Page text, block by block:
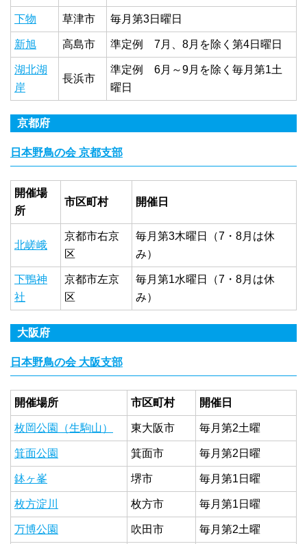
下物 草津市 毎月第3日曜日
新旭 高島市 準定例 7月、8月を除く第4日曜日
湖北湖
岸
長浜市
準定例 6月～9月を除く毎月第1土
曜日
京都府
日本野鳥の会 京都支部
開催場
所
市区町村 開催日
北嵯峨
京都市右京
区
毎月第3木曜日（7・8月は休
み）
下鴨神
社
京都市左京
区
毎月第1水曜日（7・8月は休
み）
大阪府
日本野鳥の会 大阪支部
開催場所 市区町村 開催日
枚岡公園（生駒山） 東大阪市 毎月第2土曜
箕面公園 箕面市 毎月第2日曜
鉢ヶ峯 堺市 毎月第1日曜
枚方淀川 枚方市 毎月第1日曜
万博公園 吹田市 毎月第2土曜